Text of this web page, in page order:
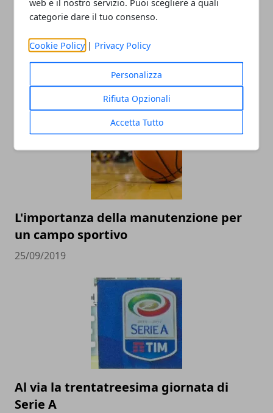
web e il nostro servizio. Puoi scegliere a quali
categorie dare il tuo consenso.
Cookie Policy | Privacy Policy
Personalizza
Rifiuta Opzionali
Accetta Tutto
ARTICOLI CORRELATI
L'importanza della manutenzione per
un campo sportivo
25/09/2019
Al via la trentatreesima giornata di
Serie A